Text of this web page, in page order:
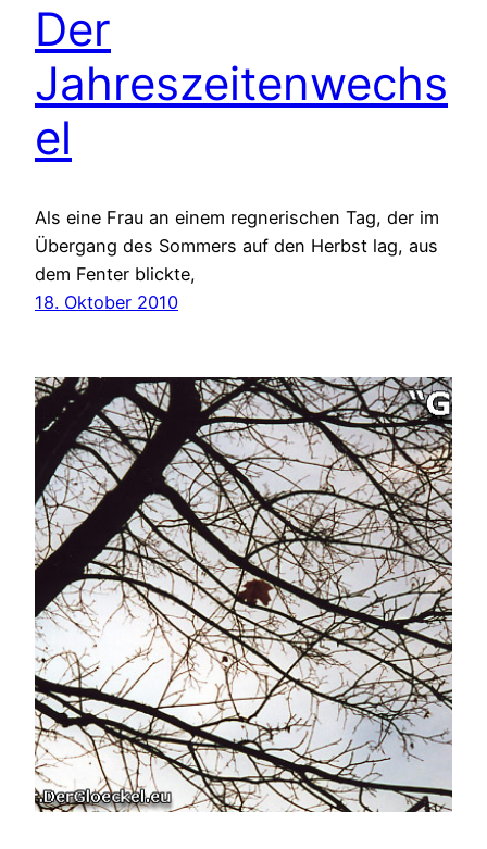
Der
Jahreszeitenwechs
el
Als eine Frau an einem regnerischen Tag, der im
Übergang des Sommers auf den Herbst lag, aus
dem Fenter blickte,
18. Oktober 2010